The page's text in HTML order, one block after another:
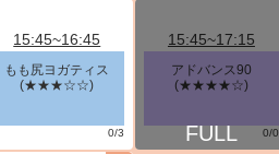
15:45~16:45
もも尻ヨガティス
(★★★☆☆)
0/3
15:45~17:15
アドバンス90
(★★★★☆)
0/0